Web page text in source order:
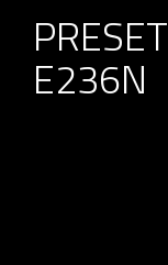
PRESET
E236N